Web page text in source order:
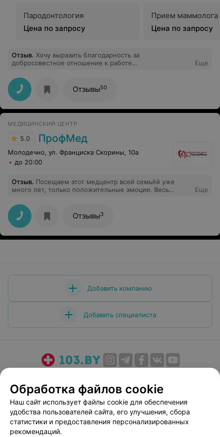
Пародонтология
Цена по запросу
Прием маммолога
Цена по запросу
Отзыв. Хочу выразить благодарность за
добросовестное отношение к работе
Еще
Отзывы50
МЕДИЦИНСКИЙ ЦЕНТР
5.0 ПрофМед
Молодечно, ул. Франциска Скорины, 10а
до 20:00
Отзыв. Посещаем этот медцентр всей семьёй уже
много лет, только положительные эмоции. Весь
компетентный.
Еще
Отзывы3
Добавить компанию
Добавить специалиста
Медицинский маркетинг
Публичный договор
Пользовательское соглашение
Способы оплаты
Вакансии
Партнеры
Обработка файлов cookie
Наш сайт использует файлы cookie для обеспечения
удобства пользователей сайта, его улучшения, сбора
статистики и предоставления персонализированных
рекомендаций.